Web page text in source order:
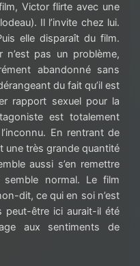
Victor flirte avec une
Il l’invite chez lui.
elle disparaît du film.
n’est pas un problème,
abandonné sans
du fait qu’il est
rapport sexuel pour la
est totalement
En rentrant de
une très grande quantité
aussi s’en remettre
normal. Le film
dit, ce qui en soi n’est
peut-être ici aurait-il été
aux sentiments de